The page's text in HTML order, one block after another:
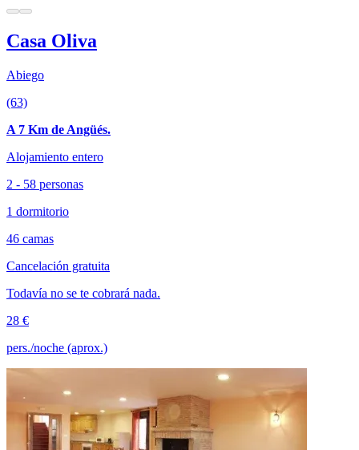
Casa Oliva
Abiego
(63)
A 7 Km de Angüés.
Alojamiento entero
2 - 58 personas
1 dormitorio
46 camas
Cancelación gratuita
Todavía no se te cobrará nada.
28 €
pers./noche (aprox.)